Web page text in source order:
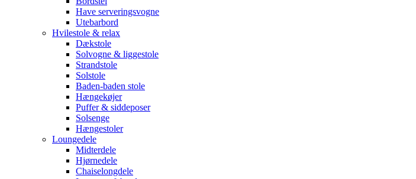
Have serveringsvogne
Utebarbord
Hvilestole & relax
Dækstole
Solvogne & liggestole
Strandstole
Solstole
Baden-baden stole
Hængekøjer
Puffer & siddeposer
Solsenge
Hængestoler
Loungedele
Midterdele
Hjørnedele
Chaiselongdele